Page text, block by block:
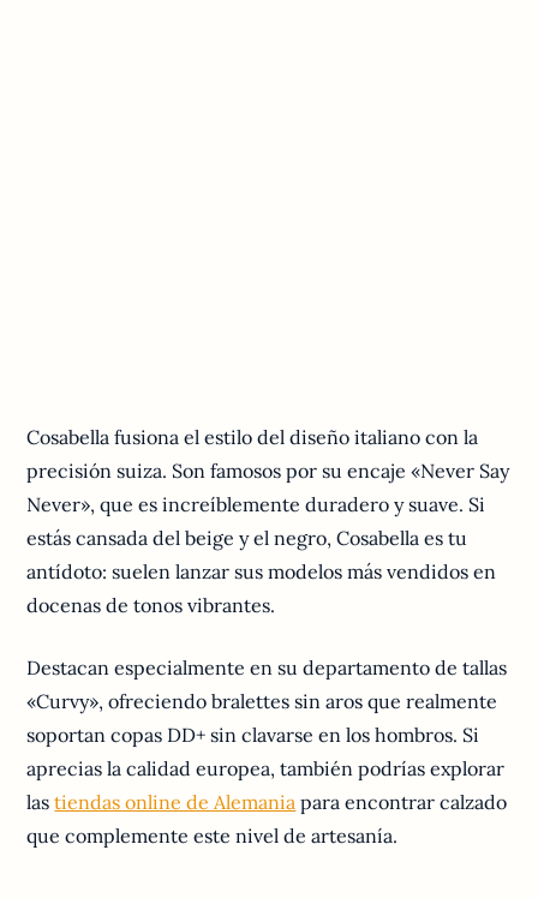
Cosabella fusiona el estilo del diseño italiano con la
precisión suiza. Son famosos por su encaje «Never Say
Never», que es increíblemente duradero y suave. Si
estás cansada del beige y el negro, Cosabella es tu
antídoto: suelen lanzar sus modelos más vendidos en
docenas de tonos vibrantes.
Destacan especialmente en su departamento de tallas
«Curvy», ofreciendo bralettes sin aros que realmente
soportan copas DD+ sin clavarse en los hombros. Si
aprecias la calidad europea, también podrías explorar
lastiendas online de Alemania para encontrar calzado
que complemente este nivel de artesanía.